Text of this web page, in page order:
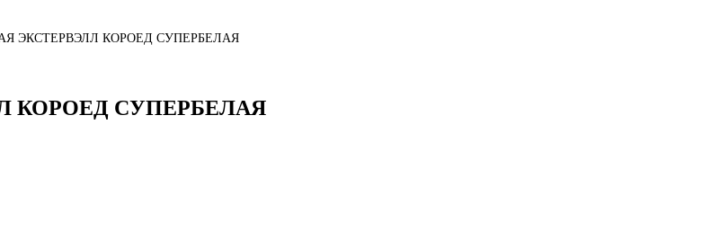
ЭКСТЕРВЭЛЛ КОРОЕД СУПЕРБЕЛАЯ
КОРОЕД СУПЕРБЕЛАЯ